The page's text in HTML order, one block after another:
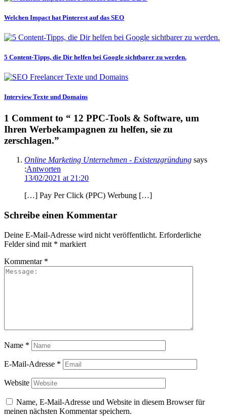
Welchen Impact hat Pinterest auf das SEO
5 Content-Tipps, die Dir helfen bei Google sichtbarer zu werden.
Interview Texte und Domains
1 Comment to “ 12 PPC-Tools & Software, um
Ihren Werbekampagnen zu helfen, sie zu
zerschlagen.”
Online Marketing Unternehmen - Existenzgründung says
:Antworten
13/02/2021 at 21:20
[…] Pay Per Click (PPC) Werbung […]
Schreibe einen Kommentar
Deine E-Mail-Adresse wird nicht veröffentlicht. Erforderliche
Felder sind mit * markiert
Kommentar *
Name *
E-Mail-Adresse *
Website
Name, E-Mail-Adresse und Website in diesem Browser für
meinen nächsten Kommentar speichern.